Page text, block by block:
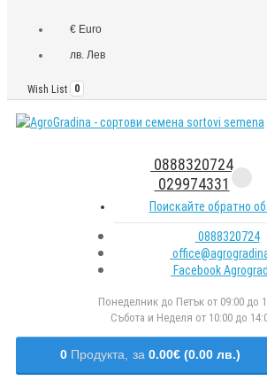
€ Euro
лв. Лев
Wish List 0
0888320724
029974331
Поискайте обратно
0888320724
Facebook
Понеделник до Петък от 09:00 до
Събота и Неделя от 10:00 до
0 Продукта, за 0.00€ (0.00 лв.)